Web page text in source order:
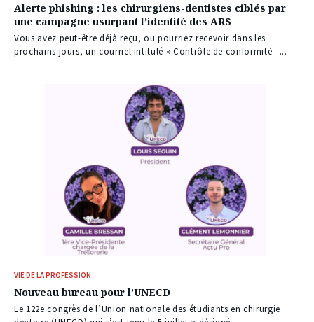
Alerte phishing : les chirurgiens-dentistes ciblés par
une campagne usurpant l’identité des ARS
Vous avez peut-être déjà reçu, ou pourriez recevoir dans les
prochains jours, un courriel intitulé « Contrôle de conformité –...
VIE DE LA PROFESSION
Nouveau bureau pour l’UNECD
Le 122e congrès de l’Union nationale des étudiants en chirurgie